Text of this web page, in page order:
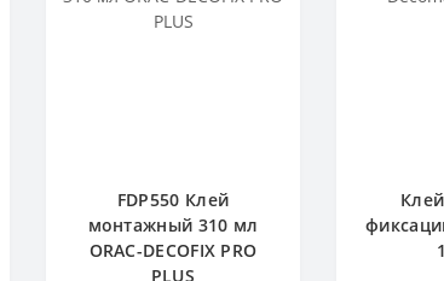
FDP550 Клей
монтажный 310 мл
ORAC-DECOFIX PRO
PLUS